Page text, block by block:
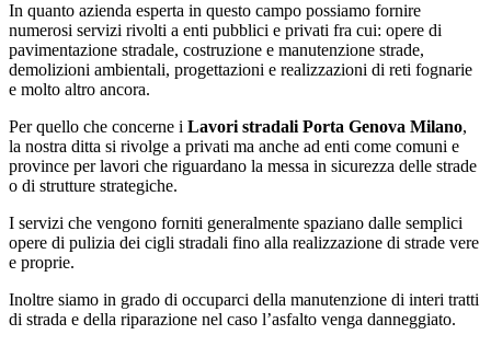
In quanto azienda esperta in questo campo possiamo fornire
numerosi servizi rivolti a enti pubblici e privati fra cui: opere di
pavimentazione stradale, costruzione e manutenzione strade,
demolizioni ambientali, progettazioni e realizzazioni di reti fognarie
e molto altro ancora.
Per quello che concerne i Lavori stradali Porta Genova Milano,
la nostra ditta si rivolge a privati ma anche ad enti come comuni e
province per lavori che riguardano la messa in sicurezza delle strade
o di strutture strategiche.
I servizi che vengono forniti generalmente spaziano dalle semplici
opere di pulizia dei cigli stradali fino alla realizzazione di strade vere
e proprie.
Inoltre siamo in grado di occuparci della manutenzione di interi tratti
di strada e della riparazione nel caso l’asfalto venga danneggiato.